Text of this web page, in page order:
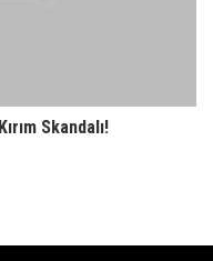
Skandalı!